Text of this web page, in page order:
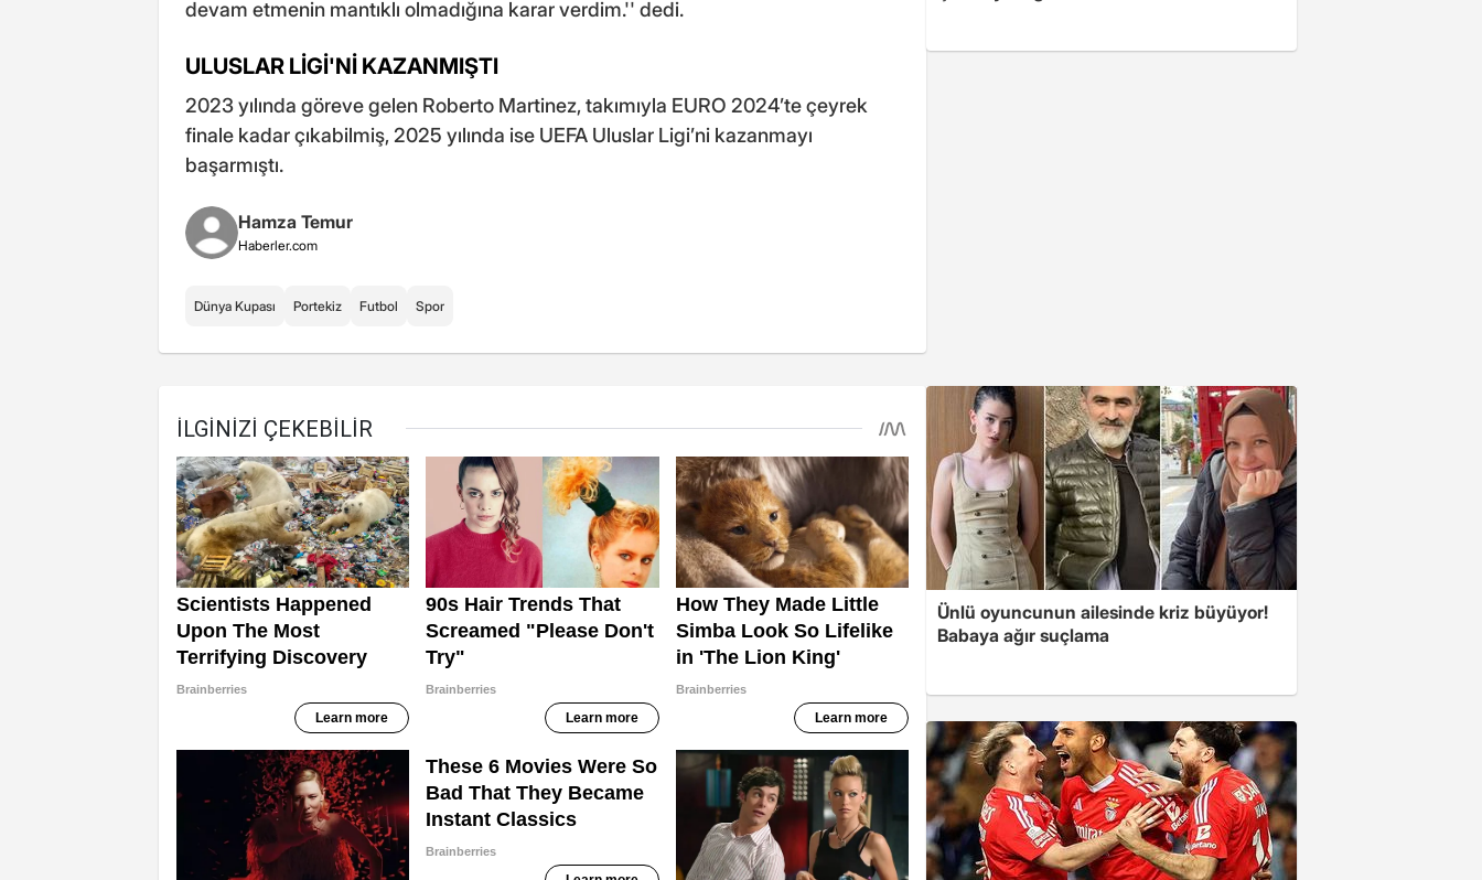
devam etmenin mantıklı olmadığına karar verdim.'' dedi.
ULUSLAR LİGİ'Nİ KAZANMIŞTI
2023 yılında göreve gelen Roberto Martinez, takımıyla EURO 2024’te çeyrek
finale kadar çıkabilmiş, 2025 yılında ise UEFA Uluslar Ligi’ni kazanmayı
başarmıştı.
Hamza Temur
Haberler.com
Dünya Kupası Portekiz Futbol Spor
Ünlü oyuncunun ailesinde kriz büyüyor!
Babaya ağır suçlama